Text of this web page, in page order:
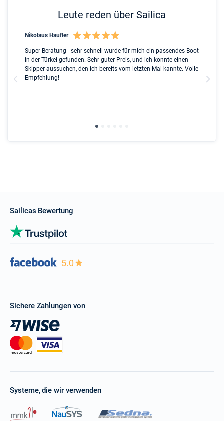
Leute reden über Sailica
Nikolaus Haufler
Super Beratung - sehr schnell wurde für mich ein passendes Boot
in der Türkei gefunden. Sehr guter Preis, und ich konnte einen
Skipper aussuchen, den ich bereits vom letzten Mal kannte. Volle
Empfehlung!
Sailicas Bewertung
5.0
Sichere Zahlungen von
Systeme, die wir verwenden